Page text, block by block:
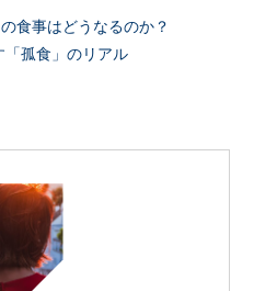
食事はどうなるのか？
孤食」のリアル